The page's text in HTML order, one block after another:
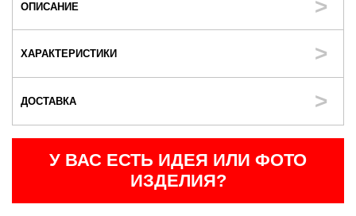
ОПИСАНИЕ
ХАРАКТЕРИСТИКИ
ДОСТАВКА
У ВАС ЕСТЬ ИДЕЯ ИЛИ ФОТО
ИЗДЕЛИЯ?